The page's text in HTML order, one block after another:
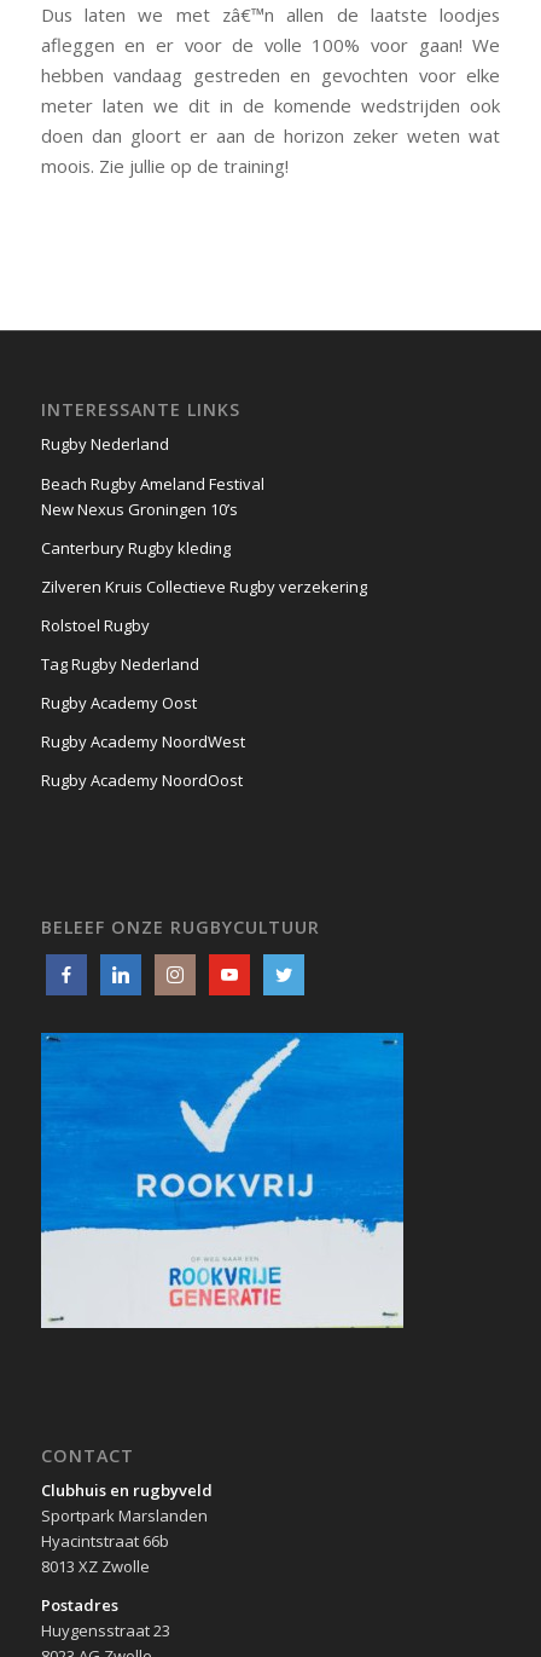
Dus laten we met zâ€™n allen de laatste loodjes
afleggen en er voor de volle 100% voor gaan! We
hebben vandaag gestreden en gevochten voor elke
meter laten we dit in de komende wedstrijden ook
doen dan gloort er aan de horizon zeker weten wat
moois. Zie jullie op de training!
INTERESSANTE LINKS
Rugby Nederland
Beach Rugby Ameland Festival
New Nexus Groningen 10’s
Canterbury Rugby kleding
Zilveren Kruis Collectieve Rugby verzekering
Rolstoel Rugby
Tag Rugby Nederland
Rugby Academy Oost
Rugby Academy NoordWest
Rugby Academy NoordOost
BELEEF ONZE RUGBYCULTUUR
CONTACT
Clubhuis en rugbyveld
Sportpark Marslanden
Hyacintstraat 66b
8013 XZ Zwolle
Postadres
Huygensstraat 23